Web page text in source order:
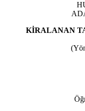
KİRALANAN